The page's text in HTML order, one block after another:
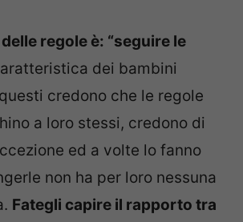
regole è: “seguire le
dei bambini
credono che le regole
a loro stessi, credono di
ed a volte lo fanno
non ha per loro nessuna
Fategli capire il rapporto tra